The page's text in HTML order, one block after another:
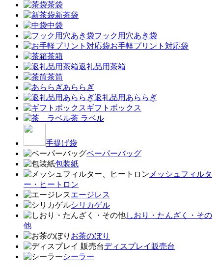
茶袋
新茶袋
中袋
フック用穴あき袋
お手軽プリント対応袋
茶箱
返礼品用茶箱
茶筒
あららぎ
返礼品用あららぎ
ギフトボックス
茶 ラベル
手提げ袋
ペーパーバッグ
包装紙
メッシュフィルタ
ー・ヒートロン
エージレス
シリカゲル
しおり・たんざく・その
他
お茶のぼり
ディスプレイ販売台
シーラー